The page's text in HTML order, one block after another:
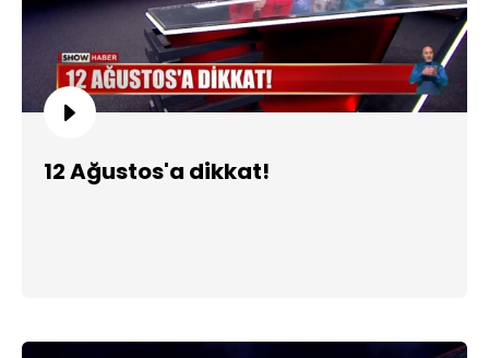
12 Ağustos'a dikkat!